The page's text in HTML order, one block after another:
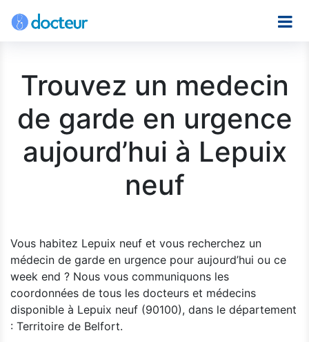
Trouvez un medecin
de garde en urgence
aujourd’hui à Lepuix
neuf
Vous habitez Lepuix neuf et vous recherchez un
médecin de garde en urgence pour aujourd’hui ou ce
week end ? Nous vous communiquons les
coordonnées de tous les docteurs et médecins
disponible à Lepuix neuf (90100), dans le département
: Territoire de Belfort.